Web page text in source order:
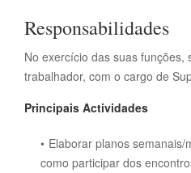
Responsabilidades
No exercício das suas funções,
trabalhador, com o cargo de
Principais Actividades
Elaborar planos
como participar dos